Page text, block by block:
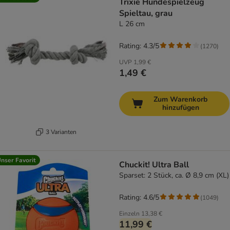
3 Varianten
Spieltau, grau
L 26 cm
UVP 1,99 €
1,49 €
Rating: 4.3/5 (1270)
Zum Warenkorb
hinzufügen
Favorit Chuckit! Ultra Ball
Sparset: 2 Stück, ca. Ø 8,9 cm (XL)
Einzeln 13,38 €
11,99 €
Rating: 4.6/5 (1049)